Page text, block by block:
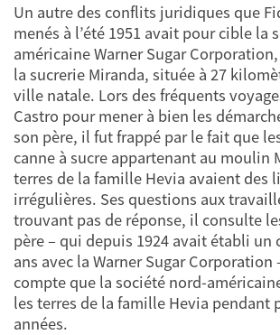
Un autre des conflits juridiques que
menés à l’été 1951 avait pour cible la
américaine Warner Sugar
la sucrerie Miranda, située à 27
ville natale. Lors des fréquents
Castro pour mener à bien les
son père, il fut frappé par le fait que
canne à sucre appartenant au moulin
terres de la famille Hevia avaient des
irrégulières. Ses questions aux
trouvant pas de réponse, il consulte
père – qui depuis 1924 avait établi un
ans avec la Warner Sugar Corporation
compte que la société nord-
les terres de la famille Hevia pendant
années.